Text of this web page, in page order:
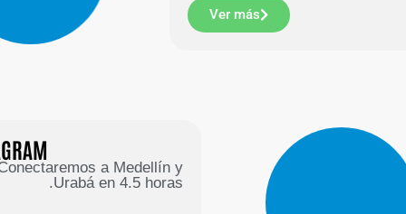
Ver más
Conectaremos a Medellín y
Urabá en 4.5 horas.